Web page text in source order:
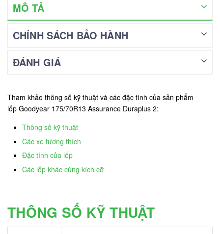
MÔ TẢ
CHÍNH SÁCH BẢO HÀNH
ĐÁNH GIÁ
Tham khảo thông số kỹ thuật và các đặc tính của sản phẩm
lốp Goodyear 175/70R13 Assurance Duraplus 2:
Thông số kỹ thuật
Các xe tương thích
Đặc tính của lốp
Các lốp khác cùng kích cỡ
THÔNG SỐ KỸ THUẬT